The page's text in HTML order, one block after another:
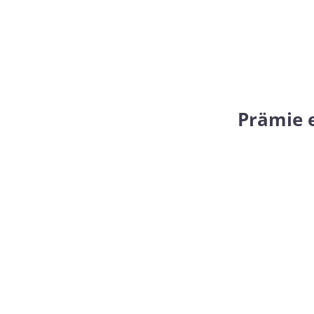
Prämie